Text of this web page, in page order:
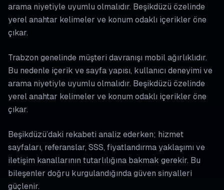
arama niyetiyle uyumlu olmalıdır. Beşikdüzü özelinde
yerel anahtar kelimeler ve konum odaklı içerikler öne
çıkar.
Trabzon genelinde müşteri davranışı mobil ağırlıklıdır.
Bu nedenle içerik ve sayfa yapısı, kullanıcı deneyimi ve
arama niyetiyle uyumlu olmalıdır. Beşikdüzü özelinde
yerel anahtar kelimeler ve konum odaklı içerikler öne
çıkar.
Beşikdüzü’daki rekabeti analiz ederken; hizmet
sayfaları, referanslar, SSS, fiyatlandırma yaklaşımı ve
iletişim kanallarının tutarlılığına bakmak gerekir. Bu
bileşenler doğru kurgulandığında güven sinyalleri
güçlenir.